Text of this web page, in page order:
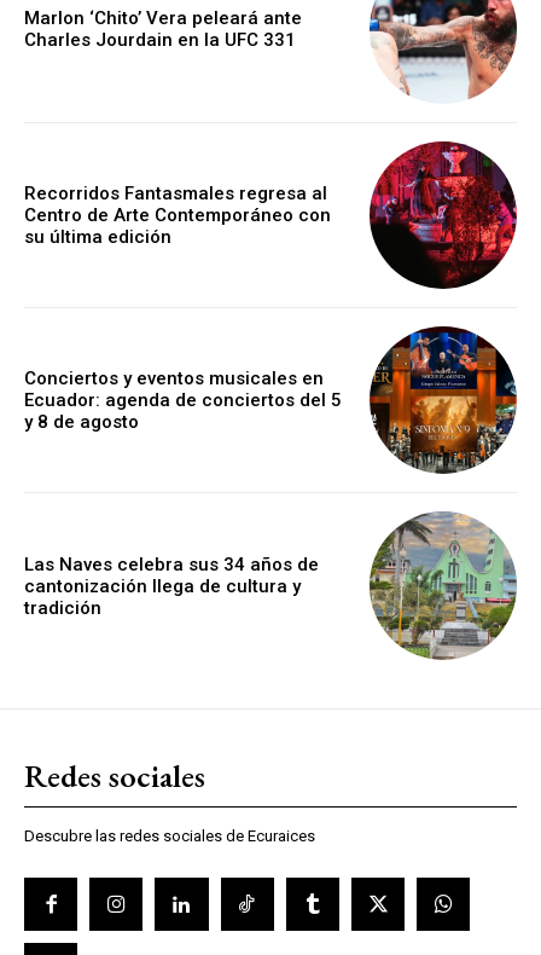
Marlon ‘Chito’ Vera peleará ante
Charles Jourdain en la UFC 331
Recorridos Fantasmales regresa al
Centro de Arte Contemporáneo con
su última edición
Conciertos y eventos musicales en
Ecuador: agenda de conciertos del 5
y 8 de agosto
Las Naves celebra sus 34 años de
cantonización llega de cultura y
tradición
Redes sociales
Descubre las redes sociales de Ecuraices